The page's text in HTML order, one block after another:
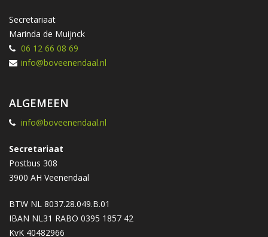
Secretariaat
Marinda de Muijnck
06 12 66 08 69
info@boveenendaal.nl
ALGEMEEN
info@boveenendaal.nl
Secretariaat
Postbus 308
3900 AH Veenendaal
BTW NL 8037.28.049.B.01
IBAN NL31 RABO 0395 1857 42
KvK 40482966